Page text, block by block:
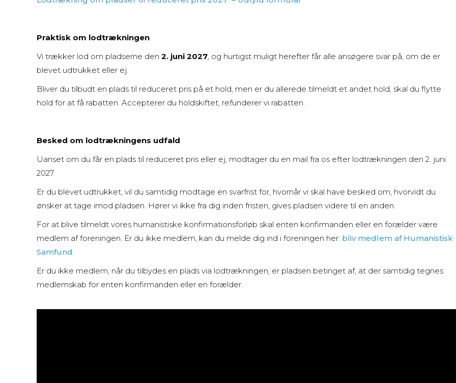
Praktisk om lodtrækningen
Vi trækker lod om pladserne den 2. juni 2027, og hurtigst muligt herefter får alle ansøgere svar på, om de er
blevet udtrukket eller ej.
Bliver du tilbudt en plads til reduceret pris på et hold, men er du allerede tilmeldt et andet hold, skal du flytte
hold for at få rabatten. Accepterer du holdskiftet, refunderer vi rabatten.
Besked om lodtrækningens udfald
Uanset om du får en plads til reduceret pris eller ej, modtager du en mail fra os efter lodtrækningen den 2. juni
2027.
Er du blevet udtrukket, vil du samtidig modtage en svarfrist for, hvornår vi skal have besked om, hvorvidt du
ønsker at tage imod pladsen. Hører vi ikke fra dig inden fristen, gives pladsen videre til en anden.
For at blive tilmeldt vores humanistiske konfirmationsforløb skal enten konfirmanden eller en forælder være
medlem af foreningen. Er du ikke medlem, kan du melde dig ind i foreningen her: bliv medlem af Humanistisk
Samfund.
Er du ikke medlem, når du tilbydes en plads via lodtrækningen, er pladsen betinget af, at der samtidig tegnes
medlemskab for enten konfirmanden eller en forælder.